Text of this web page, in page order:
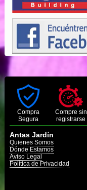
Compra
Segura
Compre sin
registrarse
Antas Jardín
Quienes Somos
Dónde Estamos
Aviso Legal
Política de Privacidad